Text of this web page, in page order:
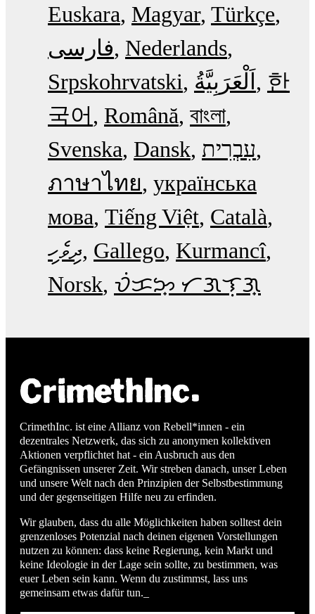
Euskara Magyar Türkçe
فارسی Nederlands
Srpskohrvatski
한
국어
Română বাংলা
Svenska Dansk עִבְרִית
ภาษาไทย українська
мова Tiếng Việt Català
ދިވެހި Gallego Kurmancî
Norsk ᜏᜒᜃᜅ᜔ ᜆᜄᜎᜓᜄ᜔
CrimethInc. ist eine Allianz von Rebell*innen - ein
dezentrales Netzwerk, das sich zu anonymen kollektiven
Aktionen verpflichtet hat - ein Ausbruch aus den
Gefängnissen unserer Zeit. Wir streben danach, unser Leben
und unsere Welt nach den Prinzipien der Selbstbestimmung
und der gegenseitigen Hilfe neu zu erfinden.
Wir glauben, dass du alle Möglichkeiten haben solltest dein
grenzenloses Potenzial nach deinen eigenen Vorstellungen
nutzen zu können: dass keine Regierung, kein Markt und
keine Ideologie in der Lage sein sollte, zu bestimmen, was
euer Leben sein kann. Wenn du zustimmst, lass uns
gemeinsam etwas dafür tun._